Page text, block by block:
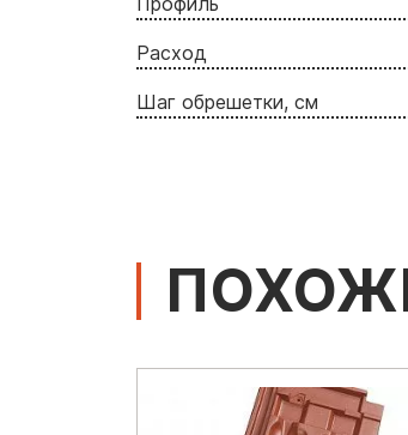
Расход
Шаг обрешетки, см